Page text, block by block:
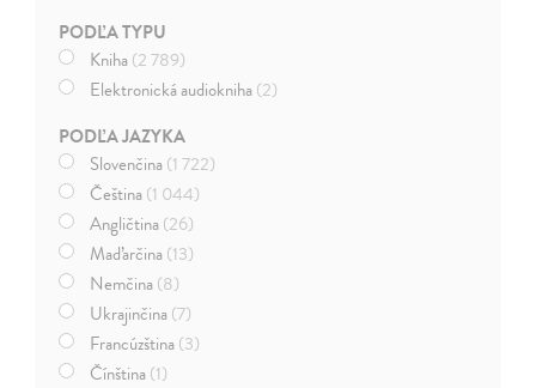
PODĽA TYPU
Kniha(2 789)
Elektronická audiokniha(2)
PODĽA JAZYKA
Slovenčina(1 722)
Čeština(1 044)
Angličtina(26)
Maďarčina(13)
Nemčina(8)
Ukrajinčina(7)
Francúzština(3)
Čínština(1)